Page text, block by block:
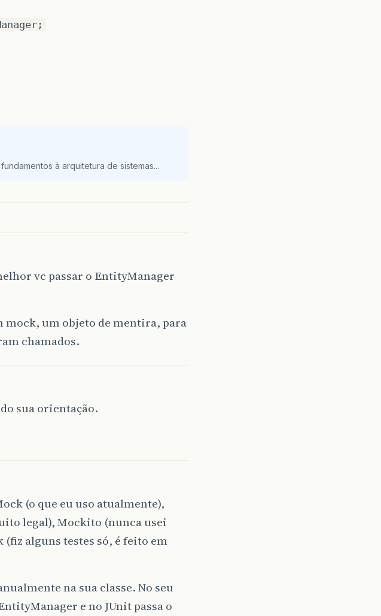
à arquitetura de sistemas...
vc passar o EntityManager
um objeto de mentira, para
chamados.
sua orientação.
(o que eu uso atualmente),
legal), Mockito (nunca usei
alguns testes só, é feito em
na sua classe. No seu
e no JUnit passa o